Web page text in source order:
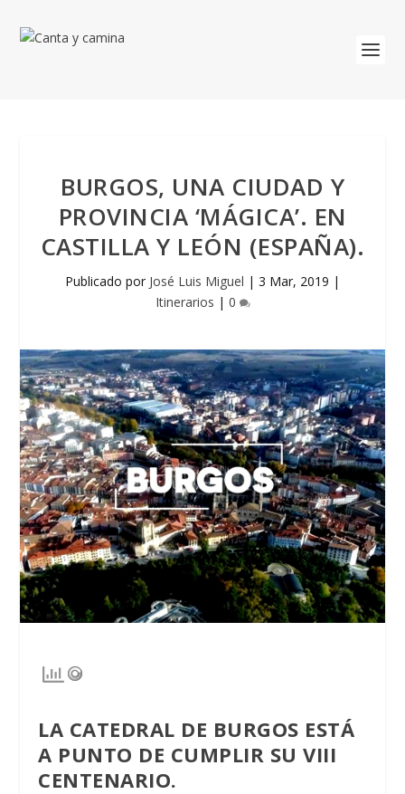
BURGOS, UNA CIUDAD Y
PROVINCIA ‘MÁGICA’. EN
CASTILLA Y LEÓN (ESPAÑA).
Publicado por José Luis Miguel | 3 Mar, 2019 |
Itinerarios | 0
LA CATEDRAL DE BURGOS ESTÁ
A PUNTO DE CUMPLIR SU VIII
CENTENARIO.